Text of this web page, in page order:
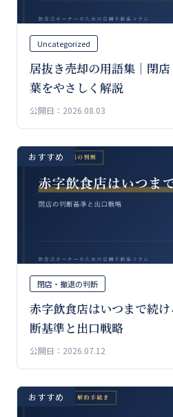
Uncategorized
居抜き売却の用語集｜閉
葉をやさしく解説
公開日：2026.08.03
おすすめ
閉店・撤退の判断
赤字飲食店はいつまで続
断基準と出口戦略
公開日：2026.07.12
おすすめ